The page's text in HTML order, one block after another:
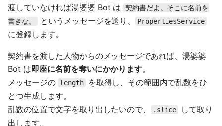
渡していなければ湯婆婆 Bot は
契約書だよ。そこに名前を
書きな。
というメッセージを送り、 PropertiesService
に登録します。
契約書を渡した人物からのメッセージであれば、湯婆婆
Bot は即座に名前を奪いにかかります。
メッセージの
length
を取得し、その範囲内で乱数をひ
とつ生成します。
乱数の位置で文字を取り出したいので、
.slice
して取り
出します。